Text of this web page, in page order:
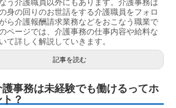
う介護職員以外にもあります。介護事務は
身の回りのお世話をする介護職員をフォロ
ら介護報酬請求業務などをおこなう職業で
ページでは、介護事務の仕事内容や給料な
て詳しく解説していきます。
記事を読む
護事務は未経験でも働けるってホ
ト？